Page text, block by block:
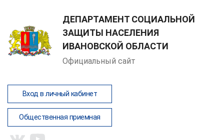
ДЕПАРТАМЕНТ СОЦИАЛЬНОЙ
ЗАЩИТЫ НАСЕЛЕНИЯ
ИВАНОВСКОЙ ОБЛАСТИ
Официальный сайт
Вход в личный кабинет
Общественная приемная